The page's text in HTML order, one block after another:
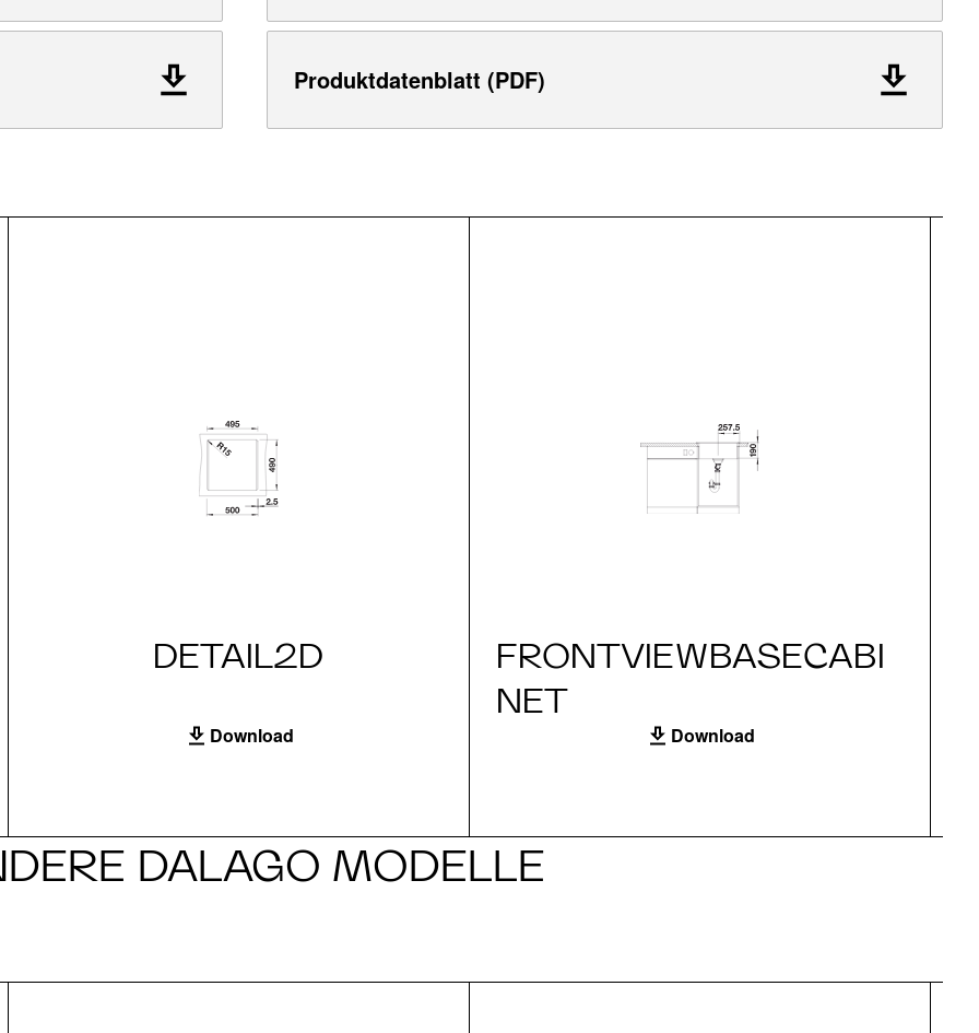
Produktdatenblatt (PDF)
DETAIL2D
Download
FRONTVIEWBASECABI
NET
Download
DALAGO MODELLE